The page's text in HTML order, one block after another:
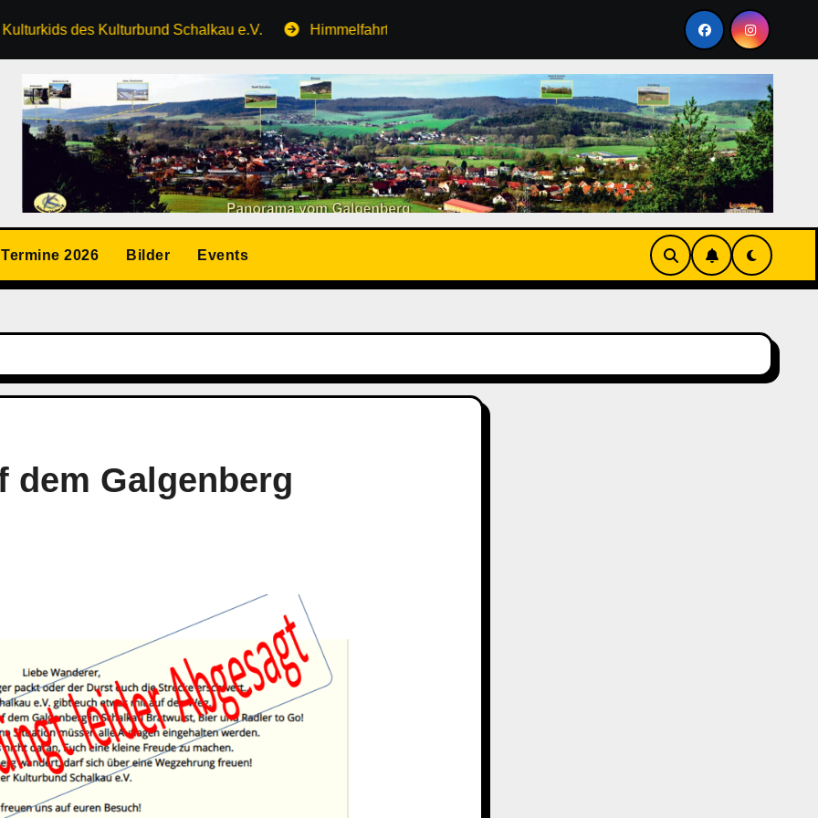
Kulturbund Schalkau e.V. Himmelfahrt auf dem Galgenberg 2026 Stammtisch im Mai 2026 auf dem
Termine 2026 Bilder Events
dem Galgenberg